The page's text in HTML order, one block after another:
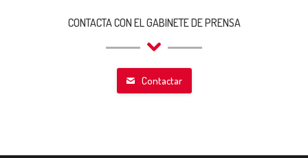
CONTACTA CON EL GABINETE DE PRENSA
Contactar